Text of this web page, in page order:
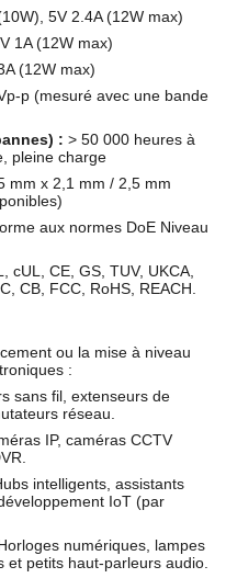
5V 2.4A (12W max)
1A (12W max)
(12W max)
p (mesuré avec une bande
: > 50 000 heures à
pleine charge
mm x 2,1 mm / 2,5 mm
aux normes DoE Niveau
cUL, CE, GS, TUV, UKCA,
CB, FCC, RoHS, REACH.
ou la mise à niveau
:
sans fil, extenseurs de
réseau.
IP, caméras CCTV
intelligents, assistants
IoT (par
numériques, lampes
petits haut-parleurs audio.